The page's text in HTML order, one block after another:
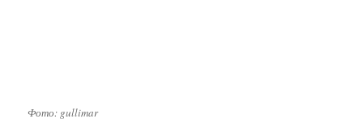
Фото: gullimar